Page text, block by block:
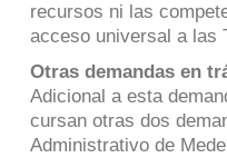
recursos ni las
acceso universal a las
Otras demandas en
Adicional a esta
cursan otras dos
Administrativo de